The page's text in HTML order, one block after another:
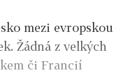
mezi evropskou
Žádná z velkých
či Francií